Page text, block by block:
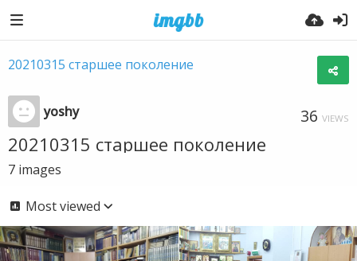
20210315 старшее поколение
yoshy 36 VIEWS
20210315 старшее поколение
7 images
Most viewed